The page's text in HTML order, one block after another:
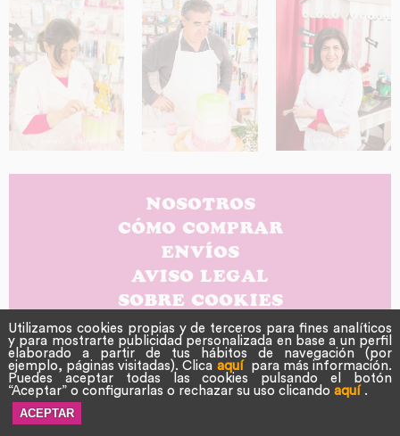
NOSOTROS
CÓMO COMPRAR
ENVÍOS
AVISO LEGAL
SOBRE COOKIES
POLÍTICA DE PRIVACIDAD
CONTACTO
Copyright © 2026 Fresa y chocolate. Todos los derechos
Utilizamos cookies propias y de terceros para fines analíticos
y para mostrarte publicidad personalizada en base a un perfil
elaborado a partir de tus hábitos de navegación (por
ejemplo, páginas visitadas). Clica aquí
para más información.
Puedes aceptar todas las cookies pulsando el botón
“Aceptar” o configurarlas o rechazar su uso clicando aquí .